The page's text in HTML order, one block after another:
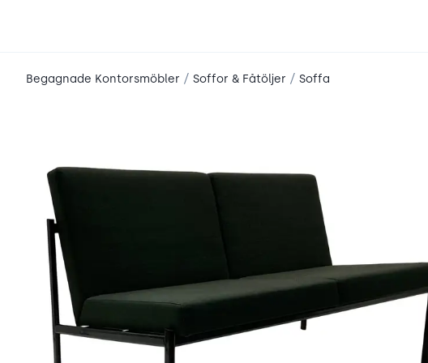
Begagnade Kontorsmöbler / Soffor & Fåtöljer / Soffa